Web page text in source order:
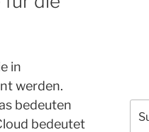
in
werden.
bedeuten
bedeutet